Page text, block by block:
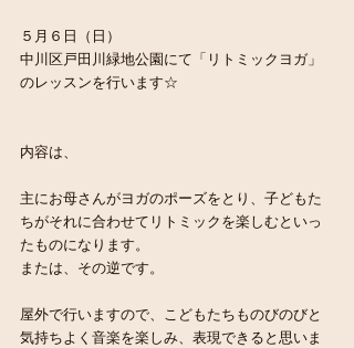
５月６日（日）
中川区戸田川緑地公園にて「リトミックヨガ」
のレッスンを行います☆
内容は、
主にお母さんがヨガのポーズをとり、子どもた
ちがそれに合わせてリトミックを楽しむといっ
たものになります。
または、その逆です。
屋外で行いますので、こどもたちものびのびと
気持ちよく音楽を楽しみ、表現できると思いま